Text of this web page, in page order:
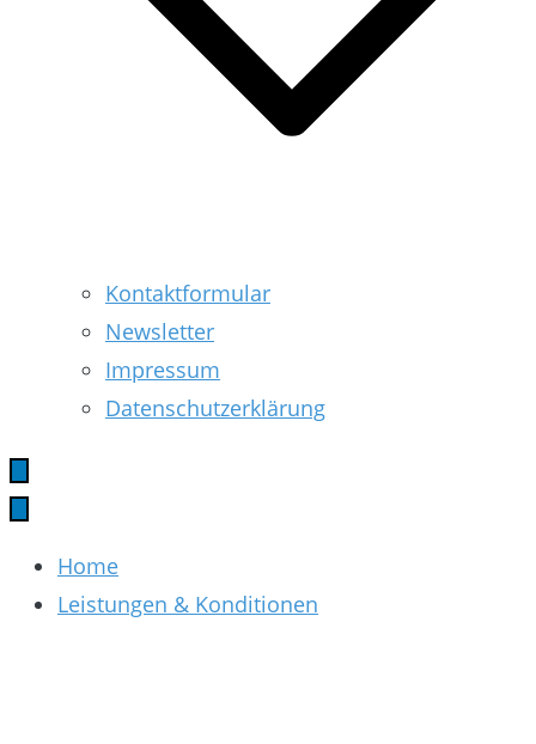
Kontaktformular
Newsletter
Impressum
Datenschutzerklärung
Home
Leistungen & Konditionen